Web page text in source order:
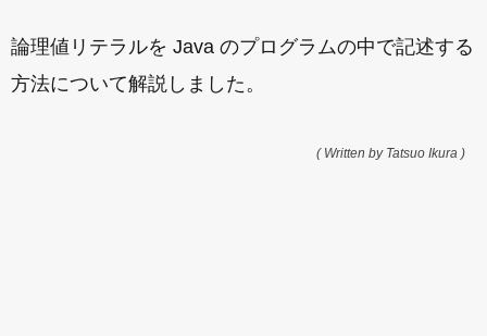
論理値リテラルを Java のプログラムの中で記述する
方法について解説しました。
( Written by Tatsuo Ikura )